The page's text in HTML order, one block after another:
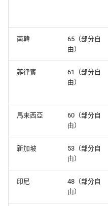
回報過時資訊
相關閱讀
南韓
65（部分自
由）
菲律賓
61（部分自
由）
馬來西亞
60（部分自
由）
新加坡
53（部分自
由）
印尼
48（部分自
由）